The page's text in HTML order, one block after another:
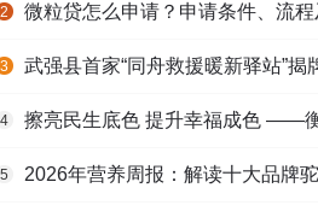
2 微粒贷怎么申请？申请条件、流程及利
3 武强县首家“同舟救援暖新驿站”揭牌 24小时
4 擦亮民生底色 提升幸福成色 ——衡水民政事
5 2026年营养周报：解读十大品牌驼奶粉配料表，